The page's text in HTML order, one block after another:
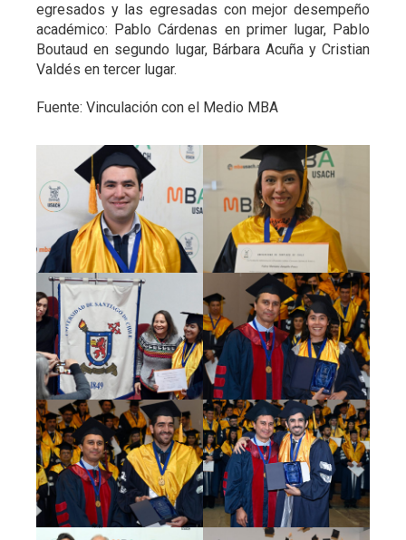
egresados y las egresadas con mejor desempeño
académico: Pablo Cárdenas en primer lugar, Pablo
Boutaud en segundo lugar, Bárbara Acuña y Cristian
Valdés en tercer lugar.
Fuente: Vinculación con el Medio MBA